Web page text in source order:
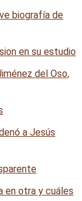
biografía de
del Oso,
a Jesús
en otra y cuáles